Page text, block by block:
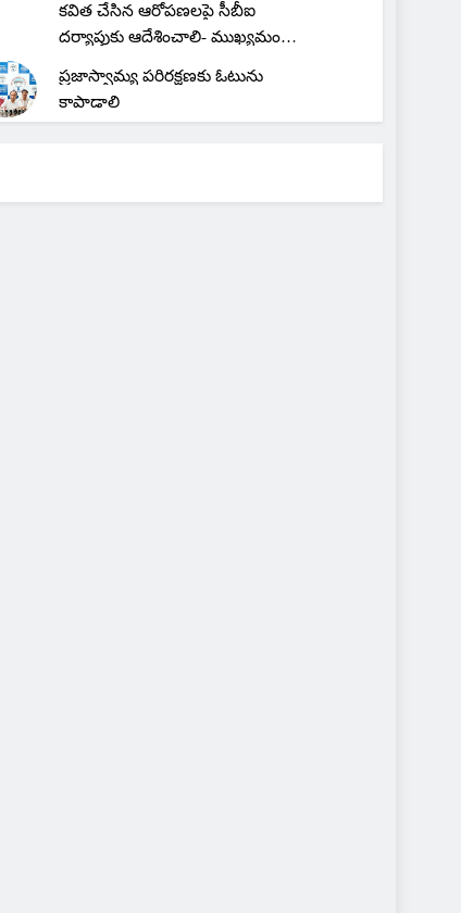
కవిత చేసిన ఆరోపణలపై సీబీఐ
దర్యాప్తుకు ఆదేశించాలి- ముఖ్యమంత్రి
ధర్మపురి
ప్రజాస్వామ్య పరిరక్షణకు ఓటును
కాపాడాలి